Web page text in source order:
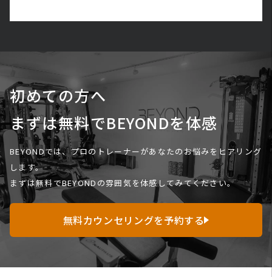
初めての方へ
まずは無料でBEYONDを体感
BEYONDでは、プロのトレーナーがあなたのお悩みをヒアリング
します。
まずは無料でBEYONDの雰囲気を体感してみてください。
無料カウンセリングを予約する